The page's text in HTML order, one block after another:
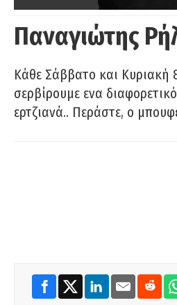
Παναγιώτης
Κάθε Σάββατο και Κυριακή
σερβίρουμε ενα
ερτζιανά.. Περάστε, ο